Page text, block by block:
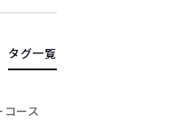
タグ一覧
ース